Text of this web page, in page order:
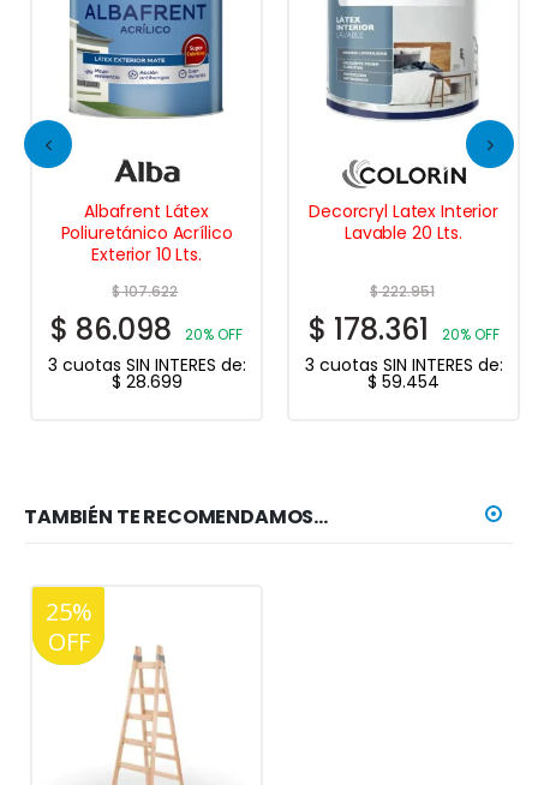
Decorcryl Latex Interior
Lavable 20 Lts.
$222.951
$ 178.361 20% OFF
3 cuotas SIN INTERES de:
$ 59.454
Frentes Xp
Impermeabilizante 1,25
$17.444
$ 11.339 35% OFF
3 cuotas SIN INTERES de:
$3.780
TAMBIÉN TE RECOMENDAMOS…
25%
OFF
20%
OFF